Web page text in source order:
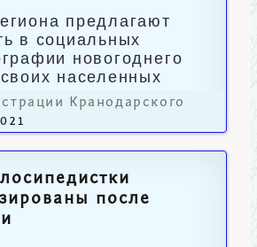
предлагают
в социальных
новогоднего
населенных
Кранодарского
после